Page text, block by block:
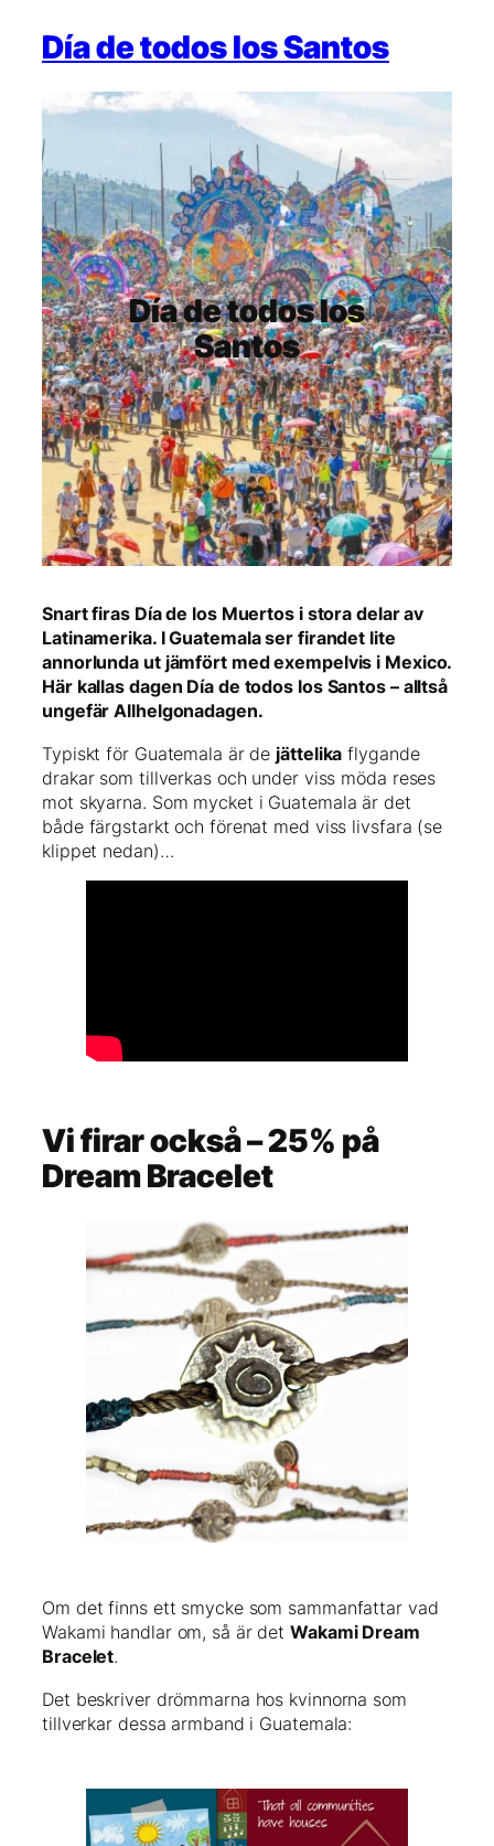
Día de todos los Santos
Día de todos los
Santos
Snart firas Día de los Muertos i stora delar av
Latinamerika. I Guatemala ser firandet lite
annorlunda ut jämfört med exempelvis i Mexico.
Här kallas dagen Día de todos los Santos – alltså
ungefär Allhelgonadagen.
Typiskt för Guatemala är de jättelika flygande
drakar som tillverkas och under viss möda reses
mot skyarna. Som mycket i Guatemala är det
både färgstarkt och förenat med viss livsfara (se
klippet nedan)…
Vi firar också – 25% på
Dream Bracelet
Om det finns ett smycke som sammanfattar vad
Wakami handlar om, så är detWakami Dream
Bracelet.
Det beskriver drömmarna hos kvinnorna som
tillverkar dessa armband i Guatemala: